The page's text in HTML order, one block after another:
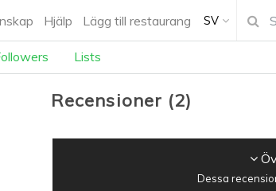
Hjälp Lägg till restaurang SV
Lists
Recensioner (2)
Dessa